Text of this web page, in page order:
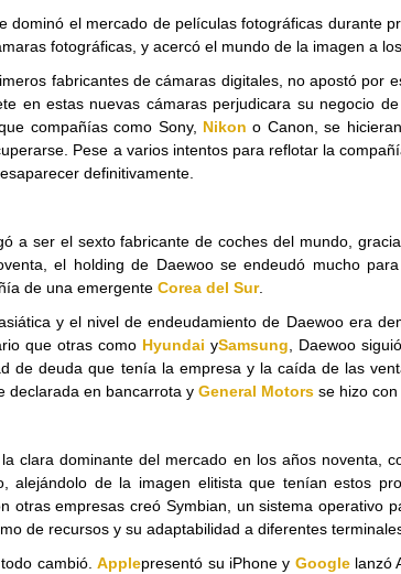
dominó el mercado de películas fotográficas durante
fotográficas, y acercó el mundo de la imagen a
fabricantes de cámaras digitales, no apostó por
en estas nuevas cámaras perjudicara su negocio
compañías como Sony, Nikon o Canon, se
Pese a varios intentos para reflotar la
definitivamente.
a ser el sexto fabricante de coches del mundo,
el holding de Daewoo se endeudó mucho
de una emergente Corea del Sur.
y el nivel de endeudamiento de Daewoo era
que otras como Hyundai ySamsung, Daewoo
de deuda que tenía la empresa y la caída de las
declarada en bancarrota y General Motors se hizo con
clara dominante del mercado en los años noventa,
alejándolo de la imagen elitista que tenían estos
otras empresas creó Symbian, un sistema operativo
de recursos y su adaptabilidad a diferentes
todo cambió.Applepresentó su iPhone y Googlelanzó